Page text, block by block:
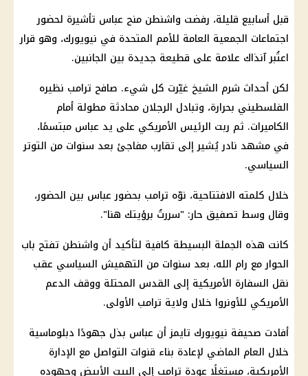
قبل أسابيع قليلة، رفضت واشنطن منح عباس تأشيرة لحضور
اجتماعات الجمعية العامة للأمم المتحدة في نيويورك، وهو قرار
اعتُبر آنذاك علامة على قطيعة جديدة بين الجانبين.
لكن أحداث شرم الشيخ غيّرت كل شيء. صافح ترامب نظيره
الفلسطيني بحرارة، وتبادل الرجلان محادثة مطولة أمام
الكاميرات. ثم ربت الرئيس الأمريكي على يد عباس مبتسمًا،
في مشهد نادر يُشير إلى تقارب مفاجئ بعد سنوات من التوتر
السياسي.
خلال كلمته الافتتاحية، نوّه ترامب بحضور عباس بين الحضور،
وقال وسط تصفيق حار: "سررتُ برؤيتك هنا".
كانت هذه الجملة البسيطة كافية لتأكيد أن واشنطن تفتح باب
الحوار مع رام الله، بعد سنوات من التهميش السياسي عقب
نقل السفارة الأمريكية إلى القدس المحتلة ووقف الدعم
الأمريكي للأونروا خلال ولاية ترامب الأولى.
أفادت صحيفة نيويورك تايمز أن عباس بذل جهودًا دبلوماسية
خلال العام الماضي لإعادة بناء قنوات التواصل مع الإدارة
الأمريكية، مستغلًا عودة ترامب إلى البيت الأبيض وجهوده